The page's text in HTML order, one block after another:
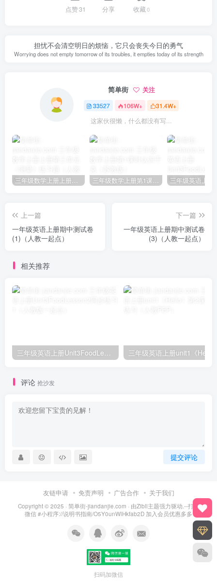
点赞31 分享 收藏0
担忧不会清空明日的烦恼，它只会丧失今日的勇气
Worrying does not empty tomorrow of its troubles, it empties today of its strength
简单街 关注
33527 106W+ 31.4W+
这家伙很懒，什么都没有写...
上一篇
一年级英语上册期中测试卷
(1)（人教一起点）
下一篇
一年级英语上册期中测试卷
(3)（人教一起点）
相关推荐
评论 抢沙发
提交评论
友链申请 免责声明 广告合作 关于我们
Copyright © 2025 · 简单街-jiandanjie.com · 由Zibll主题强力驱动.--打开
微信 #小程序://说明书指南/O5Y0unWlHkfab2D 加入会员优惠多多
扫码加微信